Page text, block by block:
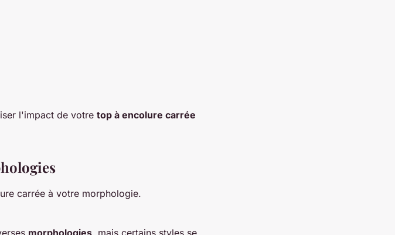
l'impact de votre top à encolure carrée
carrée à votre morphologie.